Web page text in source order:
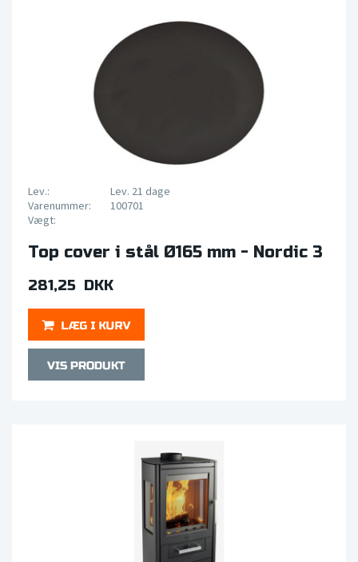
Lev.:
Lev. 21 dage
Varenummer:
100701
Vægt:
Top cover i stål Ø165 mm - Nordic 3
281,25 DKK